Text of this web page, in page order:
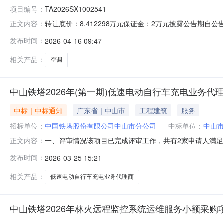
项目编号： TA2026SX1002541
正文内容： 转让底价：8.412298万元保证金：2万元披露公告期自
8.412298转让底价是否含税否披露起始日期20260417
发布时间： 2026-04-16 09:47
相关产品：
空调
中山铁塔2026年(第一期)低速电动自行车充电业务代
中标｜中标通知 广东省｜中山市 工程建筑
服务
招标单位： 中国铁塔股份有限公司中山市分公司 中标单位： 中山
正文内容： 一、评审情况该项目已完成评审工作，共有2家申请人满
渠道和方式申请人或者其他利害关系人对公示内容有异
发布时间： 2026-03-25 15:21
相关产品：
低速电动自行车充电业务代理商
中山铁塔2026年林火远程监控系统运维服务小额采购